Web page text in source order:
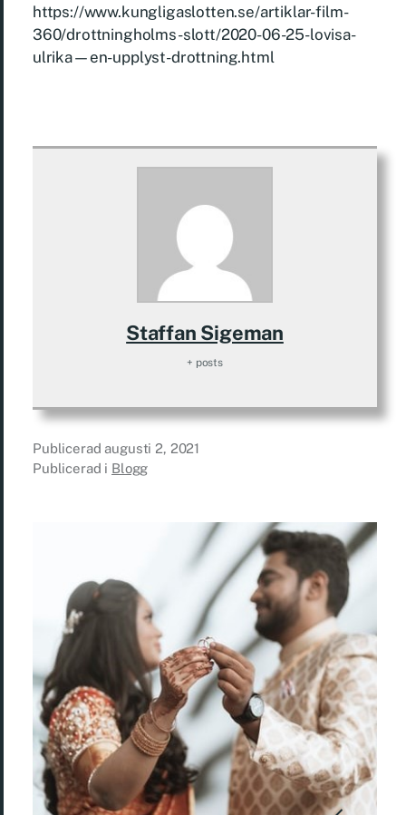
https://www.kungligaslotten.se/artiklar-film-
360/drottningholms-slott/2020-06-25-lovisa-
ulrika—en-upplyst-drottning.html
Staffan Sigeman
+ posts
Publicerad augusti 2, 2021
Publicerad i Blogg